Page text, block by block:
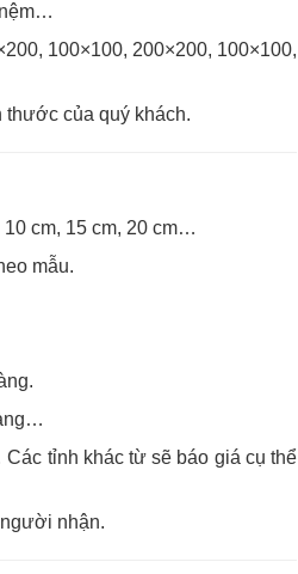
100×100, 200×200, 100×100,
thước của quý khách.
10 cm, 15 cm, 20 cm…
mẫu.
tỉnh khác từ sẽ báo giá cụ thể
nhận.